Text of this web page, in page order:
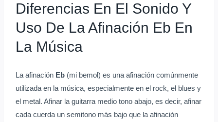
Diferencias En El Sonido Y
Uso De La Afinación Eb En
La Música
La afinación Eb (mi bemol) es una afinación comúnmente
utilizada en la música, especialmente en el rock, el blues y
el metal. Afinar la guitarra medio tono abajo, es decir, afinar
cada cuerda un semitono más bajo que la afinación